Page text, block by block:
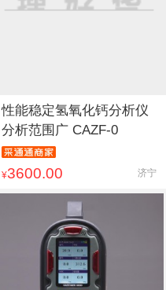
性能稳定氢氧化钙分析仪
分析范围广 CAZF-0
¥3600.00 济宁